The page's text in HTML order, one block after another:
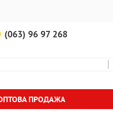
(063) 96 97 268
ПРОДАЖА